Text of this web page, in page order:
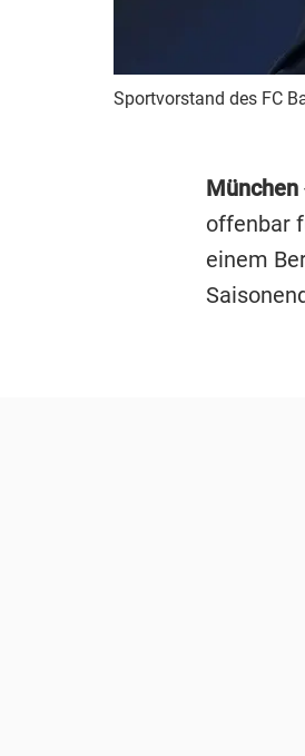
Sportvorstand des FC
München
offenbar
einem